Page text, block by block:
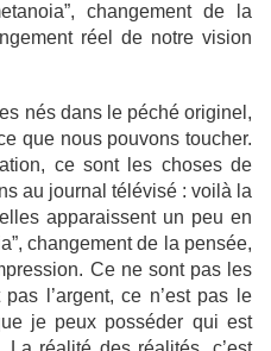
changement de la
réel de notre vision
nés dans le péché originel,
que nous pouvons toucher.
ce sont les choses de
au journal télévisé : voilà la
apparaissent un peu en
changement de la pensée,
Ce ne sont pas les
l’argent, ce n’est pas le
je peux posséder qui est